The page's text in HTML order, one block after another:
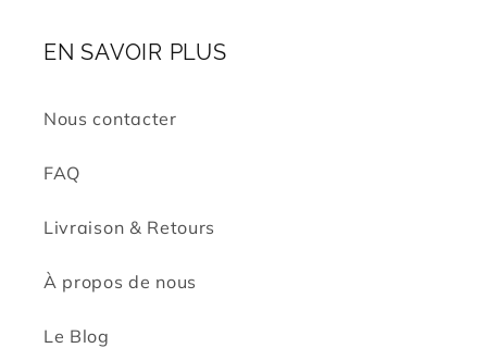
EN SAVOIR PLUS
Nous contacter
FAQ
Livraison & Retours
À propos de nous
Le Blog